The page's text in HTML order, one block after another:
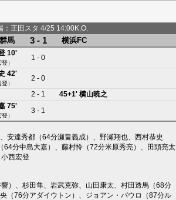
：正田スタ 4/25 14:00K.O.
馬 3 - 1 横浜FC
10'
登）
1 - 0
42'
登）
2 - 0
2 - 1
45+1' 横山暁之
75'
登）
3 - 1
安達秀都 （64分瀬畠義成）、 野瀬翔也
西村恭史
（64分中島大嘉）、 藤村怜 （72分米原秀亮）、 田頭亮太
小西宏登
）、 杉田隼 岩武克弥 山田康太 村田透馬 （68分
（76分アダイウトン ）、 ジョアン・パウロ （87分ル